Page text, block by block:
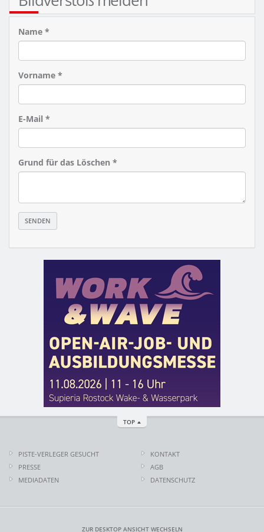
Name *
Vorname *
E-Mail *
Grund für das Löschen *
TOP
PISTE-VERLEGER GESUCHT
PRESSE
MEDIADATEN
KONTAKT
AGB
DATENSCHUTZ
ZUR DESKTOP ANSICHT WECHSELN